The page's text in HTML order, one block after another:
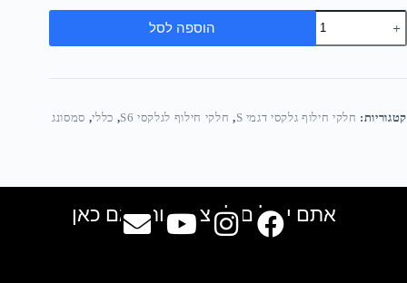
הוספה לסל
קטגוריות: חלקי חילוף גלקסי דגמי S , חלקי חילוף לגלקסי S6 , כללי, סמסונג
אתם יכולים למצוא אותנו גם כאן